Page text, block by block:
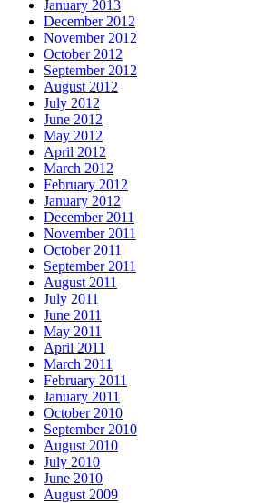
January 2013
December 2012
November 2012
October 2012
September 2012
August 2012
July 2012
June 2012
May 2012
April 2012
March 2012
February 2012
January 2012
December 2011
November 2011
October 2011
September 2011
August 2011
July 2011
June 2011
May 2011
April 2011
March 2011
February 2011
January 2011
October 2010
September 2010
August 2010
July 2010
June 2010
August 2009